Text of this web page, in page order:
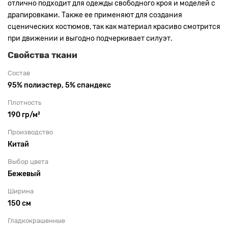
отлично подходит для одежды свободного кроя и моделей с
драпировками. Также ее применяют для создания
сценических костюмов, так как материал красиво смотрится
при движении и выгодно подчеркивает силуэт.
Свойства ткани
Состав
95% полиэстер, 5% спандекс
Плотность
190 гр/м²
Производство
Китай
Выбор цвета
Бежевый
Ширина
150 см
Гладкокрашенные